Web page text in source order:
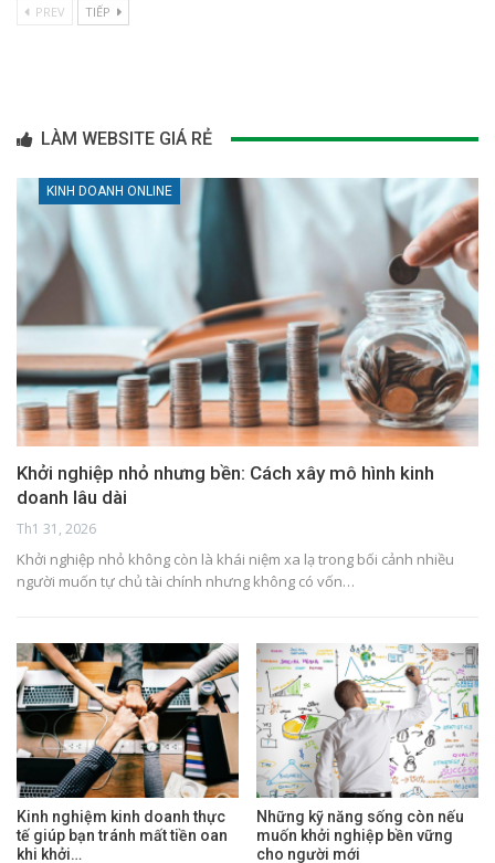
PREV TIẾP
LÀM WEBSITE GIÁ RẺ
KINH DOANH ONLINE
Khởi nghiệp nhỏ nhưng bền: Cách xây mô hình kinh
doanh lâu dài
Th1 31, 2026
Khởi nghiệp nhỏ không còn là khái niệm xa lạ trong bối cảnh nhiều
người muốn tự chủ tài chính nhưng không có vốn…
Kinh nghiệm kinh doanh thực
tế giúp bạn tránh mất tiền oan
khi khởi…
Những kỹ năng sống còn nếu
muốn khởi nghiệp bền vững
cho người mới